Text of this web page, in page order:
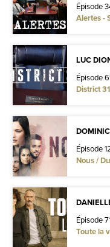
Épisode
Alertes -
LUC
Épisode
District
Épisode
Épisode
Toute la